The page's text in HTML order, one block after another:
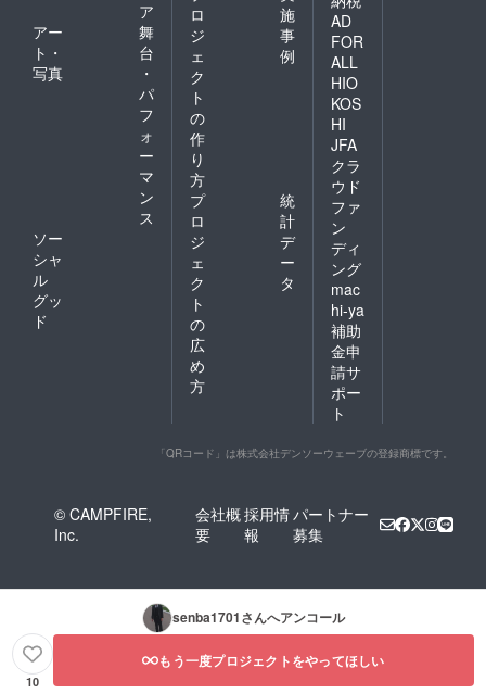
ア
アー
ト・
写真
舞
台
・
パ
フ
ォ
ー
マ
ン
ス
ソー
シャ
ル
グッ
ド
ロ
ジ
ェ
ク
ト
の
作
り
方
施
事
例
プ
ロ
ジ
ェ
ク
ト
の
広
め
方
統
計
デ
ー
タ
AD
FOR
ALL
HIO
KOS
HI
JFA
クラ
ウド
ファ
ン
ディ
ング
mac
hi-ya
補助
金申
請サ
ポー
ト
「QRコード」は株式会社デンソーウェーブの登録商標です。
© CAMPFIRE,
Inc.
会社概
要
採用情
報
パートナー
募集
senba1701さんへアンコール
10
もう一度プロジェクトをやってほしい